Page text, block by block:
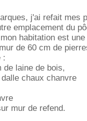
j'ai refait mes
emplacement du
habitation est
de 60 cm de
:
de laine de bois,
chaux chanvre
mur de refend.